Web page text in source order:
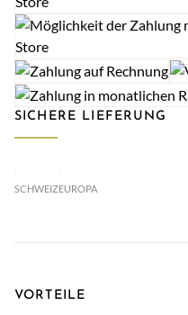
SICHERE LIEFERUNG
SCHWEIZEUROPA
VORTEILE